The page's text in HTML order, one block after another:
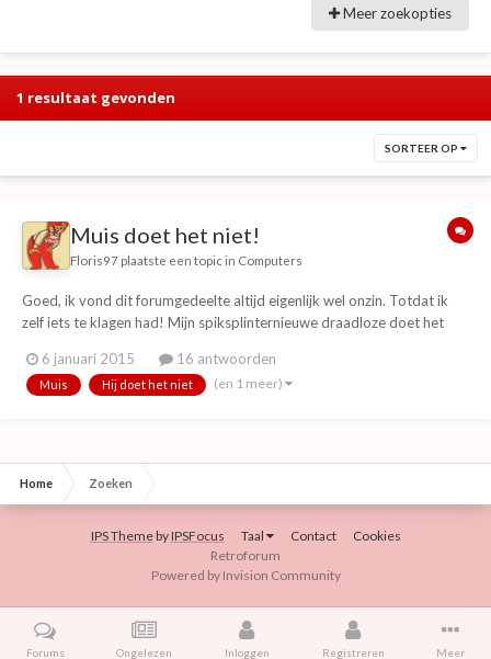
Meer zoekopties
1 resultaat gevonden
SORTEER OP
Muis doet het niet!
Floris97 plaatste een topic in Computers
Goed, ik vond dit forumgedeelte altijd eigenlijk wel onzin. Totdat ik
zelf iets te klagen had! Mijn spiksplinternieuwe draadloze doet het
kopen. (en ja, hij staat aan) Net nu ik hem hard nodig! Ik was net iets
belangrijks a...
6 januari 2015 16 antwoorden
Muis Hij doet het niet (en 1 meer)
Home Zoeken
IPS ThemebyIPSFocus Taal Contact
Cookies
Retroforum
Powered by Invision Community
Forums Ongelezen Inloggen Registreren Meer